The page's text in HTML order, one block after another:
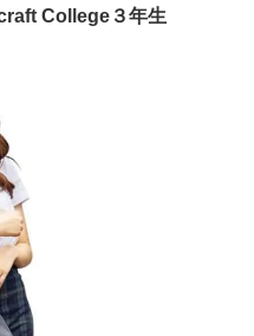
College３年生